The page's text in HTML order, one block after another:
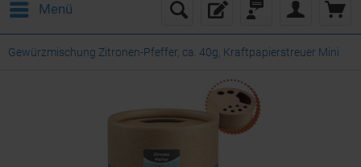
Menü
Gewürzmischung Zitronen-Pfeffer, ca. 40g, Kraftpapierstreuer Mini